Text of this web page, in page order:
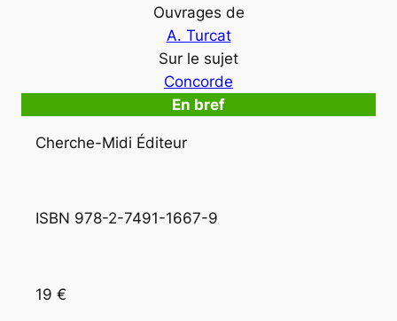
Ouvrages de
A. Turcat
Sur le sujet
Concorde
En bref
Cherche-Midi Éditeur
ISBN 978-2-7491-1667-9
19 €